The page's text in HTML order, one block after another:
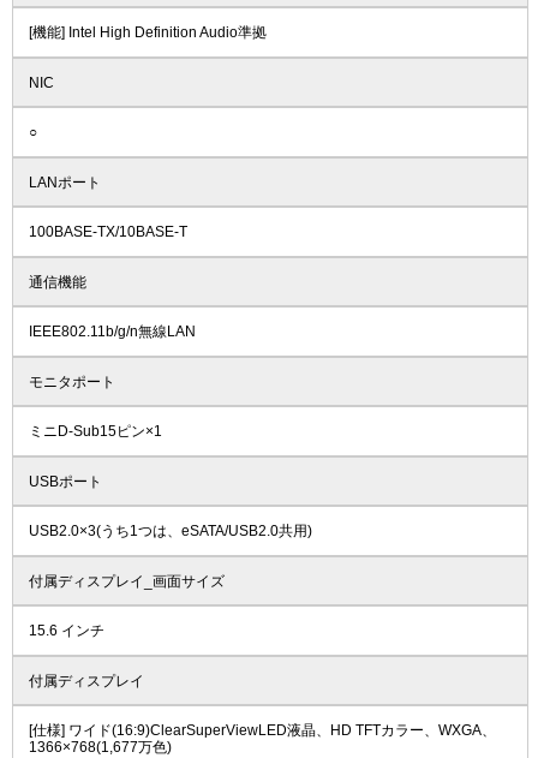
[機能] Intel High Definition Audio準拠
NIC
○
LANポート
100BASE-TX/10BASE-T
通信機能
IEEE802.11b/g/n無線LAN
モニタポート
ミニD-Sub15ピン×1
USBポート
USB2.0×3(うち1つは、eSATA/USB2.0共用)
付属ディスプレイ_画面サイズ
15.6 インチ
付属ディスプレイ
[仕様] ワイド(16:9)ClearSuperViewLED液晶、HD TFTカラー、WXGA、
1366×768(1,677万色)